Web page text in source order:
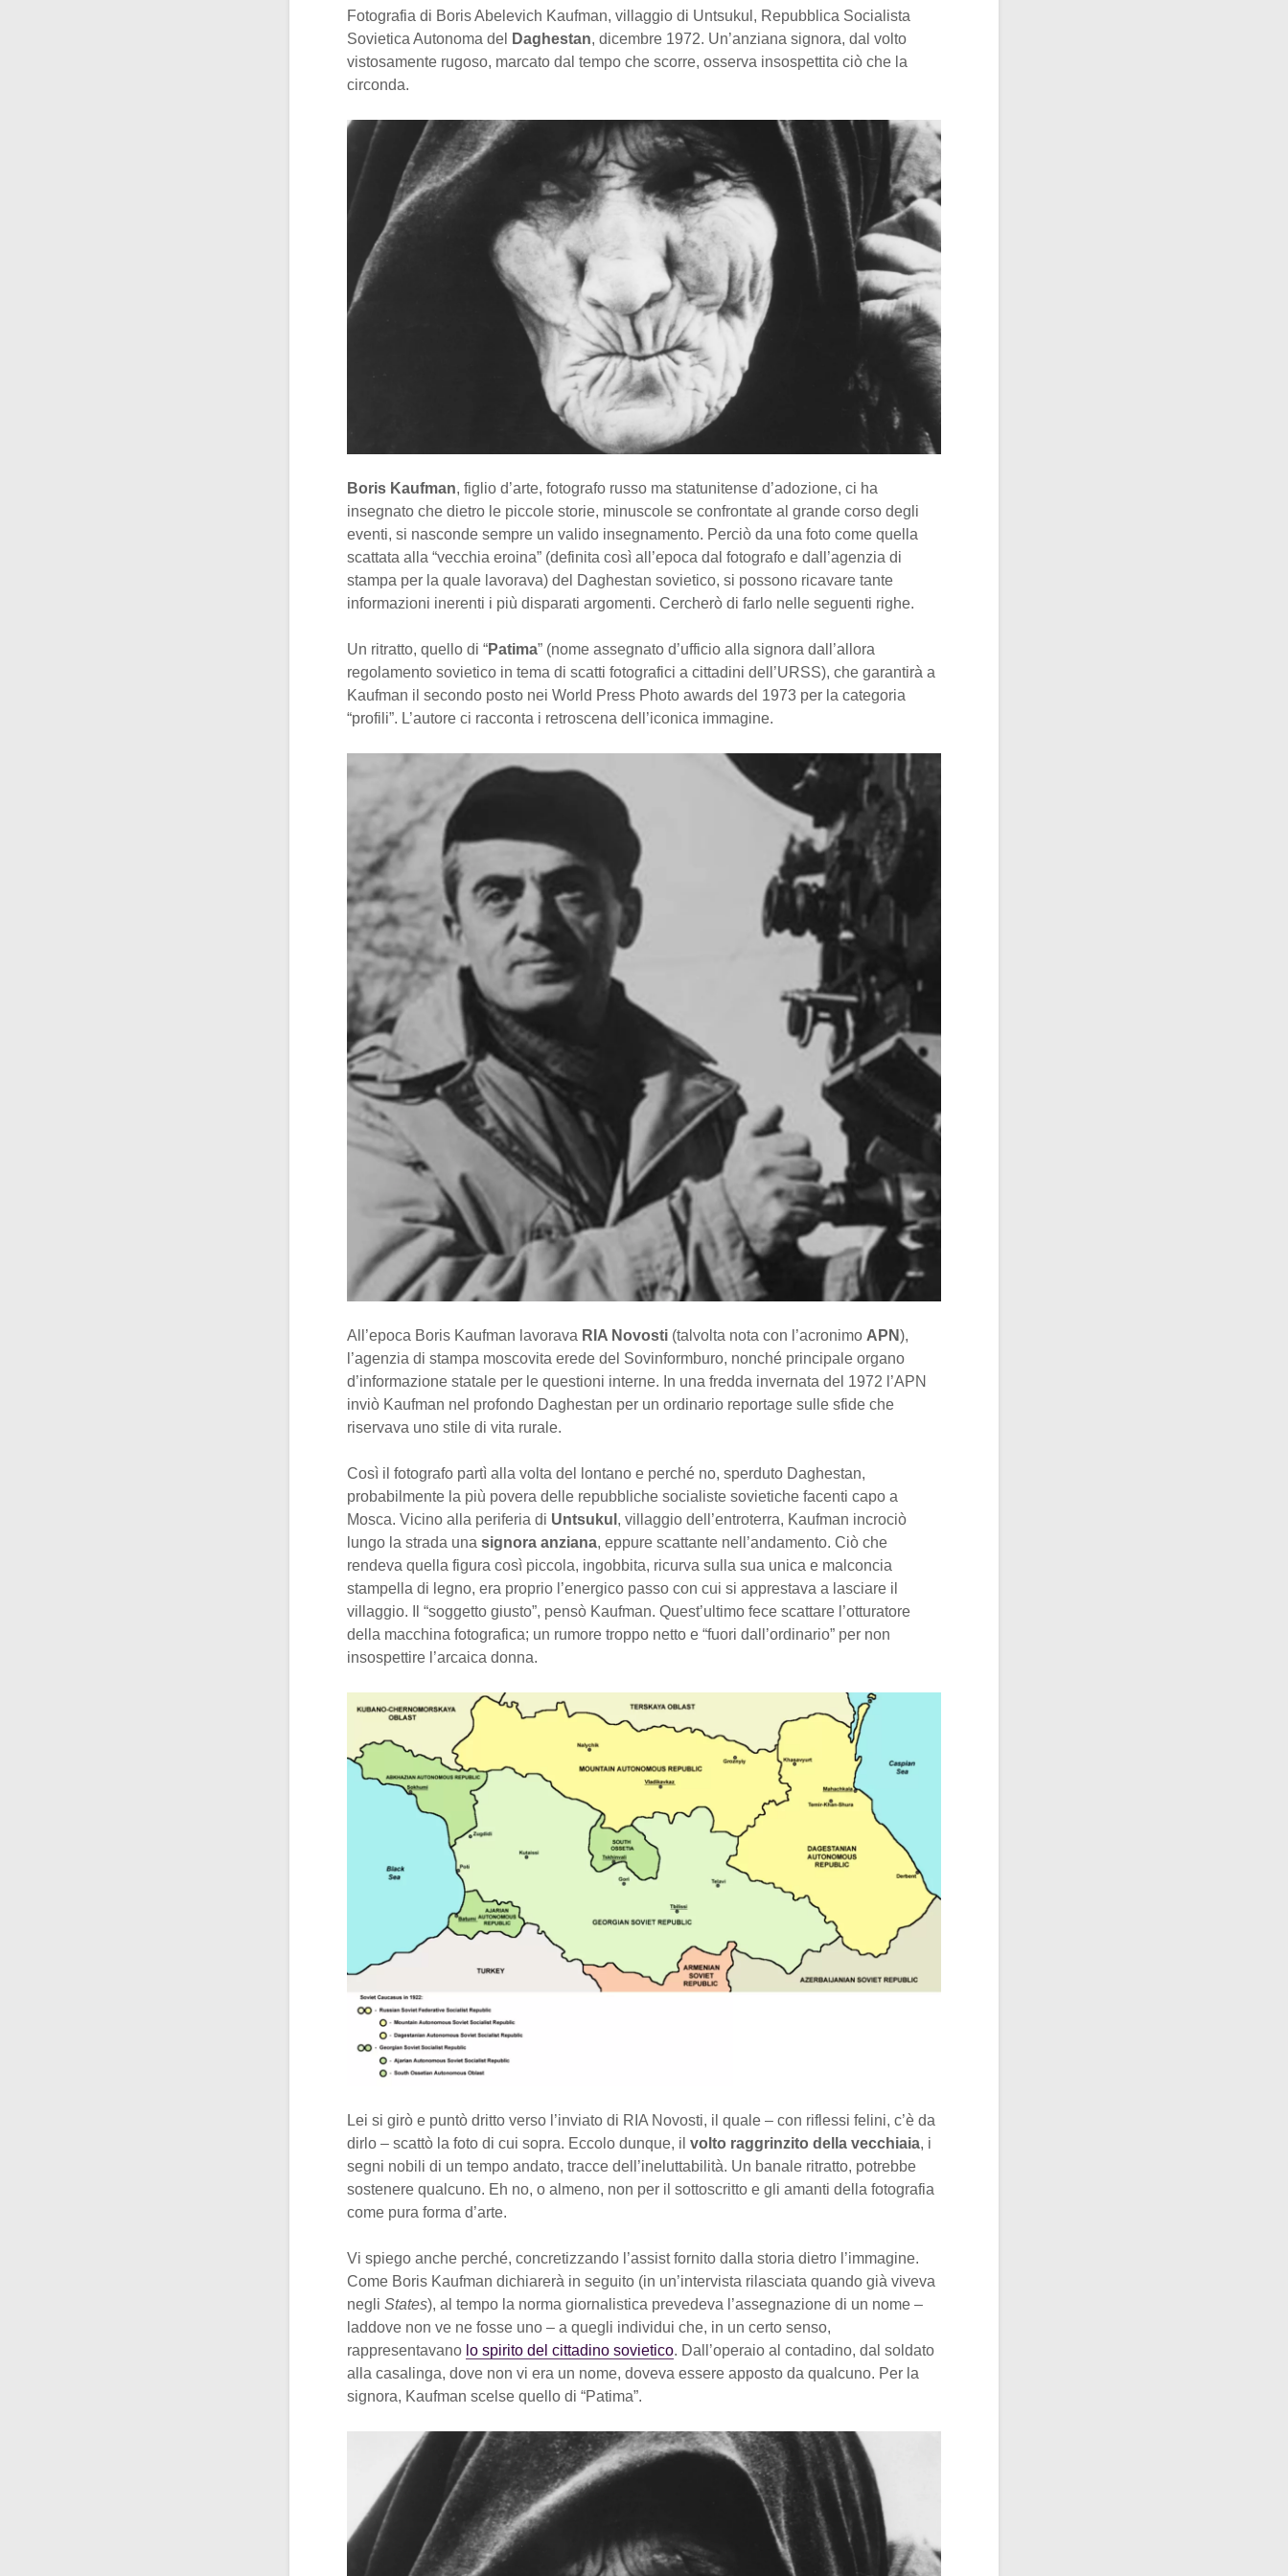
Fotografia di Boris Abelevich Kaufman, villaggio di Untsukul, Repubblica Socialista
Sovietica Autonoma del
Daghestan, dicembre 1972. Un’anziana signora, dal volto
vistosamente rugoso, marcato dal tempo che scorre, osserva insospettita ciò che la
circonda.
Boris Kaufman, figlio d’arte, fotografo russo ma statunitense d’adozione, ci ha
insegnato che dietro le piccole storie, minuscole se confrontate al grande corso degli
eventi, si nasconde sempre un valido insegnamento. Perciò da una foto come quella
scattata alla “vecchia eroina” (definita così all’epoca dal fotografo e dall’agenzia di
stampa per la quale lavorava) del Daghestan sovietico, si possono ricavare tante
informazioni inerenti i più disparati argomenti. Cercherò di farlo nelle seguenti righe.
Un ritratto, quello di “Patima” (nome assegnato d’ufficio alla signora dall’allora
regolamento sovietico in tema di scatti fotografici a cittadini dell’URSS), che garantirà a
Kaufman il secondo posto nei World Press Photo awards del 1973 per la categoria
“profili”. L’autore ci racconta i retroscena dell’iconica immagine.
All’epoca Boris Kaufman lavorava RIA Novosti (talvolta nota con l’acronimo APN),
l’agenzia di stampa moscovita erede del Sovinformburo, nonché principale organo
d’informazione statale per le questioni interne. In una fredda invernata del 1972 l’APN
inviò Kaufman nel profondo Daghestan per un ordinario reportage sulle sfide che
riservava uno stile di vita rurale.
Così il fotografo partì alla volta del lontano e perché no, sperduto Daghestan,
probabilmente la più povera delle repubbliche socialiste sovietiche facenti capo a
Mosca. Vicino alla periferia di Untsukul , villaggio dell’entroterra, Kaufman incrociò
lungo la strada una signora anziana, eppure scattante nell’andamento. Ciò che
rendeva quella figura così piccola, ingobbita, ricurva sulla sua unica e malconcia
stampella di legno, era proprio l’energico passo con cui si apprestava a lasciare il
villaggio. Il “soggetto giusto”, pensò Kaufman. Quest’ultimo fece scattare l’otturatore
della macchina fotografica; un rumore troppo netto e “fuori dall’ordinario” per non
insospettire l’arcaica donna.
Lei si girò e puntò dritto verso l’inviato di RIA Novosti, il quale – con riflessi felini, c’è da
dirlo – scattò la foto di cui sopra. Eccolo dunque, il volto raggrinzito della vecchiaia, i
segni nobili di un tempo andato, tracce dell’ineluttabilità. Un banale ritratto, potrebbe
sostenere qualcuno. Eh no, o almeno, non per il sottoscritto e gli amanti della fotografia
come pura forma d’arte.
Vi spiego anche perché, concretizzando l’assist fornito dalla storia dietro l’immagine.
Come Boris Kaufman dichiarerà in seguito (in un’intervista rilasciata quando già viveva
negli States), al tempo la norma giornalistica prevedeva l’assegnazione di un nome –
laddove non ve ne fosse uno – a quegli individui che, in un certo senso,
rappresentavano lo spirito del cittadino sovietico. Dall’operaio al contadino, dal soldato
alla casalinga, dove non vi era un nome, doveva essere apposto da qualcuno. Per la
signora, Kaufman scelse quello di “Patima”.